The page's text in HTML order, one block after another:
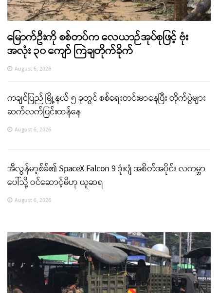
မြောက်ဦးကို စစ်တပ်က လေယာဉ်အုပ်စုဖြင့် ဗုံး
အလုံး ၃၀ ကျော် ကြဲချတိုက်ခိုက်
August 6, 2026
ကချင်ပြည် မြို့နယ် ၅ ခုတွင် စစ်ရေးတင်းမာနေပြီး တိုက်ပွဲများ
ဆက်လက်ပြင်းထန်နေ
August 6, 2026
အီလွန်မာ့စ်ခ်၏ SpaceX Falcon 9 ဒုံးပျံ အစိတ်အပိုင်း လကမ္ဘာ
ပေါ်သို့ ဝင်ဆောင့်မိဟု ယူဆရ
August 6, 2026